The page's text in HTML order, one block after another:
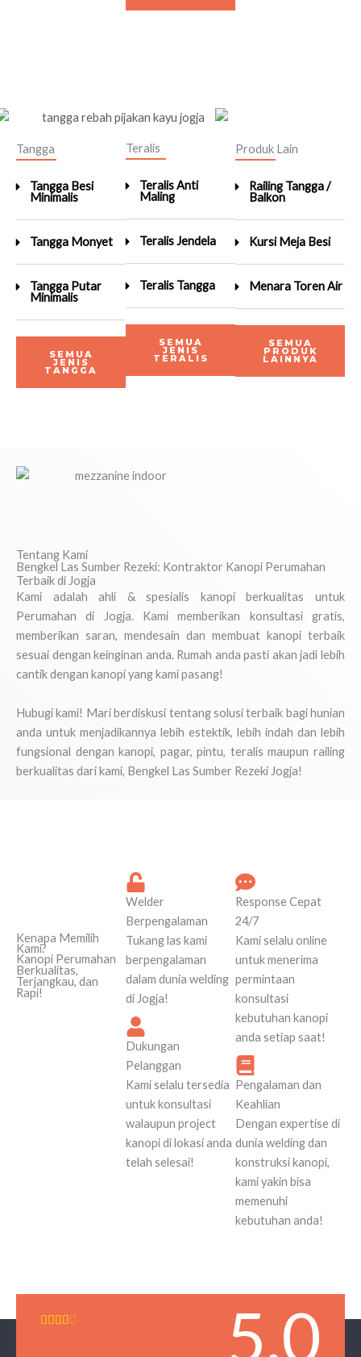
Tangga
Tangga Besi
Minimalis
Tangga Monyet
Tangga Putar
Minimalis
SEMUA
JENIS
TANGGA
Teralis
Teralis Anti
Maling
Teralis Jendela
Teralis Tangga
SEMUA
JENIS
TERALIS
Produk Lain
Railing Tangga /
Balkon
Kursi Meja Besi
Menara Toren Air
SEMUA
PRODUK
LAINNYA
Tentang Kami
Bengkel Las Sumber Rezeki: Kontraktor Kanopi Perumahan
Terbaik di Jogja
Kami adalah ahli & spesialis kanopi berkualitas untuk
Perumahan di Jogja. Kami memberikan konsultasi gratis,
memberikan saran, mendesain dan membuat kanopi terbaik
sesuai dengan keinginan anda. Rumah anda pasti akan jadi lebih
cantik dengan kanopi yang kami pasang!
Hubugi kami! Mari berdiskusi tentang solusi terbaik bagi hunian
anda untuk menjadikannya lebih estektik, lebih indah dan lebih
fungsional dengan kanopi, pagar, pintu, teralis maupun railing
berkualitas dari kami, Bengkel Las Sumber Rezeki Jogja!
Kenapa Memilih
Kami?
Kanopi Perumahan
Berkualitas,
Terjangkau, dan
Rapi!
Welder
Berpengalaman
Tukang las kami
berpengalaman
dalam dunia welding
di Jogja!
Dukungan
Pelanggan
Kami selalu tersedia
untuk konsultasi
walaupun project
kanopi di lokasi anda
telah selesai!
Response Cepat
24/7
Kami selalu online
untuk menerima
permintaan
konsultasi
kebutuhan kanopi
anda setiap saat!
Pengalaman dan
Keahlian
Dengan expertise di
dunia welding dan
konstruksi kanopi,
kami yakin bisa
memenuhi
kebutuhan anda!
     5.0